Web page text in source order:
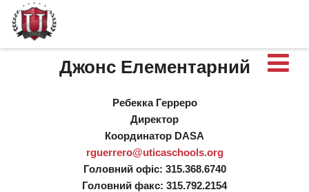
Джонс Елементарний
Ребекка Герреро
Директор
Координатор DASA
rguerrero@uticaschools.org
Головний офіс: 315.368.6740
Головний факс: 315.792.2154